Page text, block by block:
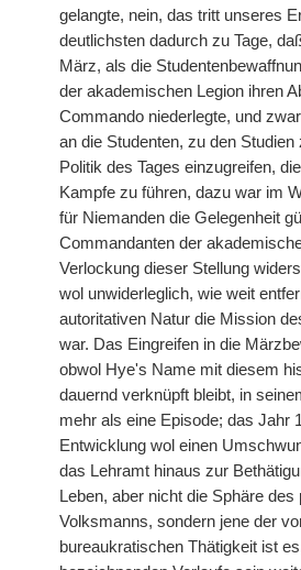
gelangte, nein, das tritt unseres
deutlichsten dadurch zu Tage,
März, als die
der akademischen Legion ihren
Commando niederlegte, und
an die Studenten, zu den
Politik des Tages einzugreifen,
Kampfe zu führen, dazu war im
für Niemanden die Gelegenheit
Commandanten der
Verlockung dieser Stellung
wol unwiderleglich, wie weit
autoritativen Natur die Mission
war. Das Eingreifen in die
obwol Hye's Name mit diesem
dauernd verknüpft bleibt, in
mehr als eine Episode; das Jahr
Entwicklung wol einen
das Lehramt hinaus zur
Leben, aber nicht die Sphäre des
Volksmanns, sondern jene der
bureaukratischen Thätigkeit ist